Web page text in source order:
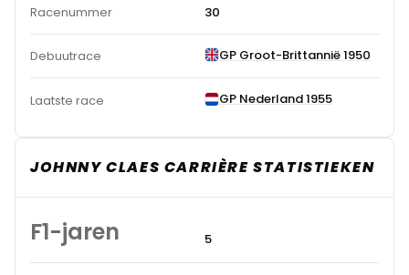
Racenummer 30
Debuutrace GP Groot-Brittannië 1950
Laatste race GP Nederland 1955
JOHNNY CLAES CARRIÈRE STATISTIEKEN
F1-jaren 5